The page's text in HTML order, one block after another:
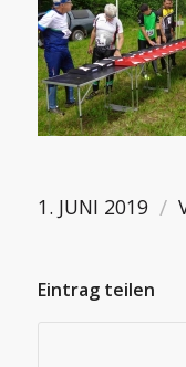
1. JUNI 2019 /
Eintrag teilen